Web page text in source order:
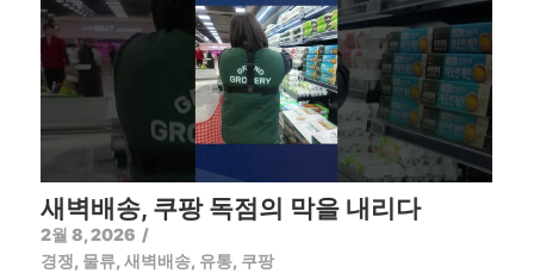
새벽배송, 쿠팡 독점의 막을 내리다
2월 8, 2026 /
경쟁, 물류, 새벽배송, 유통, 쿠팡